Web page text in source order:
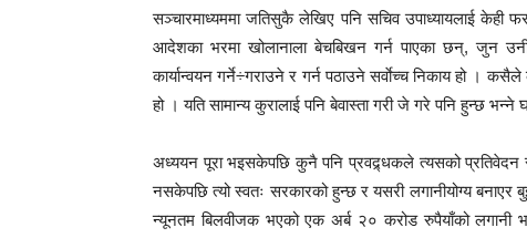
सञ्चारमाध्यममा जतिसुकै लेखिए पनि सचिव उपाध्यायलाई केही
आदेशका भरमा खोलानाला बेचबिखन गर्न पाएका छन्, जुन
कार्यान्वयन गर्ने÷गराउने र गर्न पठाउने सर्वाेच्च निकाय हो ।
हो । यति सामान्य कुरालाई पनि बेवास्ता गरी जे गरे पनि हुन्छ
अध्ययन पूरा भइसकेपछि कुनै पनि प्रवद्र्धकले त्यसको
नसकेपछि त्यो स्वतः सरकारको हुन्छ र यसरी लगानीयोग्य बनाएर
न्यूनतम बिलवीजक भएको एक अर्ब २० करोड रुपैयाँको लगानी